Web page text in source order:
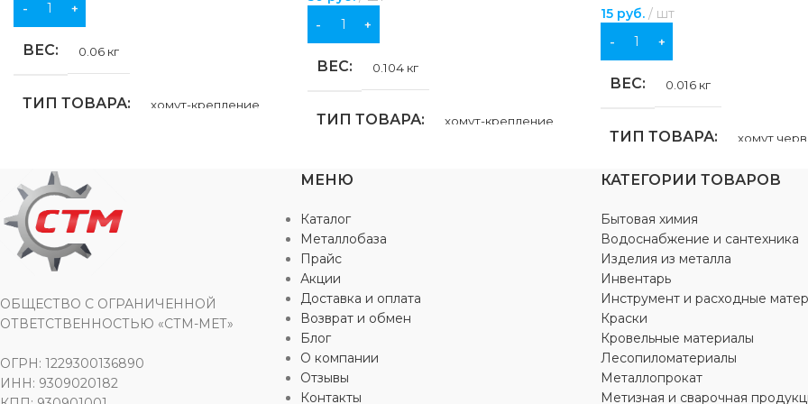
В КОРЗИНУ
ВЕС 0.06 кг
ТИП ТОВАРА хомут-крепление
для водоснабжения
газоснабжения
ЦВЕТ
МАТЕРИАЛ
оцинкованная сталь
В КОРЗИНУ
ВЕС 0.104 кг
ТИП ТОВАРА хомут-крепление
НАЗНАЧЕНИЕ
для водоснабжения
газоснабжения
ЦВЕТ
МАТЕРИАЛ
оцинкованная сталь
15 руб. шт
В КОРЗИНУ
ВЕС 0.016 кг
ТИП ТОВАРА хомут
НАЗНАЧЕНИЕ
для бытовых нужд
ДОПОЛНИТЕЛЬНАЯ
ИНФОРМАЦИЯ
Обжимной хомут предназначен
патрубков и других гибких
ОБЩЕСТВО С ОГРАНИЧЕННОЙ
ОТВЕТСТВЕННОСТЬЮ «СТМ-МЕТ»
ОГРН: 1229300136890
ИНН: 9309020182
МЕНЮ
Каталог
Металлобаза
Прайс
Акции
Доставка и оплата
Возврат и обмен
Блог
О компании
Отзывы
Контакты
КАТЕГОРИИ ТОВАРОВ
Бытовая химия
Водоснабжение и сантехника
Изделия из металла
Инвентарь
Инструмент и расходные
Краски
Кровельные материалы
Лесопиломатериалы
Металлопрокат
Метизная и сварочная